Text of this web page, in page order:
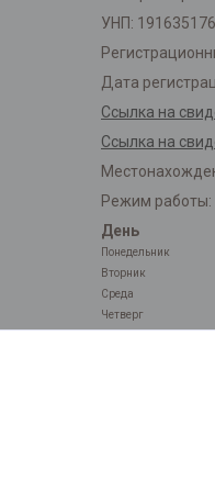
УНП: 191635176
Дата
Ссылка на
Ссылка на
Режим работы:
День
Понедельник
Вторник
Среда
Четверг